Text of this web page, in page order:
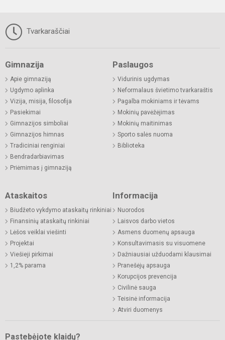
Tvarkaraščiai
Gimnazija
Apie gimnaziją
Ugdymo aplinka
Vizija, misija, filosofija
Pasiekimai
Gimnazijos simboliai
Gimnazijos himnas
Tradiciniai renginiai
Bendradarbiavimas
Priėmimas į gimnaziją
Paslaugos
Vidurinis ugdymas
Neformalaus švietimo tvarkaraštis
Pagalba mokiniams ir tėvams
Mokinių pavėžėjimas
Mokinių maitinimas
Sporto salės nuoma
Biblioteka
Ataskaitos
Biudžeto vykdymo ataskaitų rinkiniai
Finansinių ataskaitų rinkiniai
Lėšos veiklai viešinti
Projektai
Viešieji pirkimai
1,2% parama
Informacija
Nuorodos
Laisvos darbo vietos
Asmens duomenų apsauga
Konsultavimasis su visuomene
Dažniausiai užduodami klausimai
Pranešėjų apsauga
Korupcijos prevencija
Civilinė sauga
Teisinė informacija
Atviri duomenys
Pastebėjote klaidų?